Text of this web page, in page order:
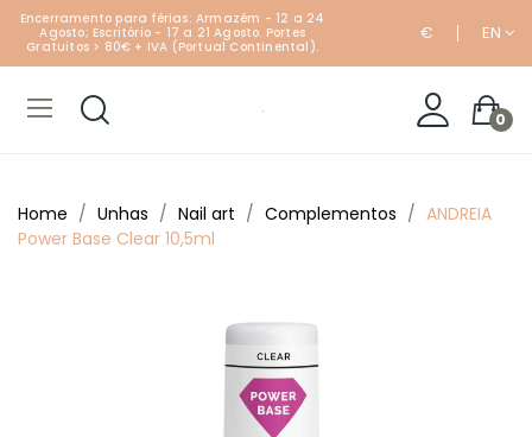
Encerramento para férias: Armazém - 12 a 24
Agosto; Escritório - 17 a 21 Agosto. Portes
Gratuitos > 80€ + IVA (Portual Continental).
€ EN
0
Home Unhas Nail art Complementos
ANDREIA
Power Base Clear 10,5ml